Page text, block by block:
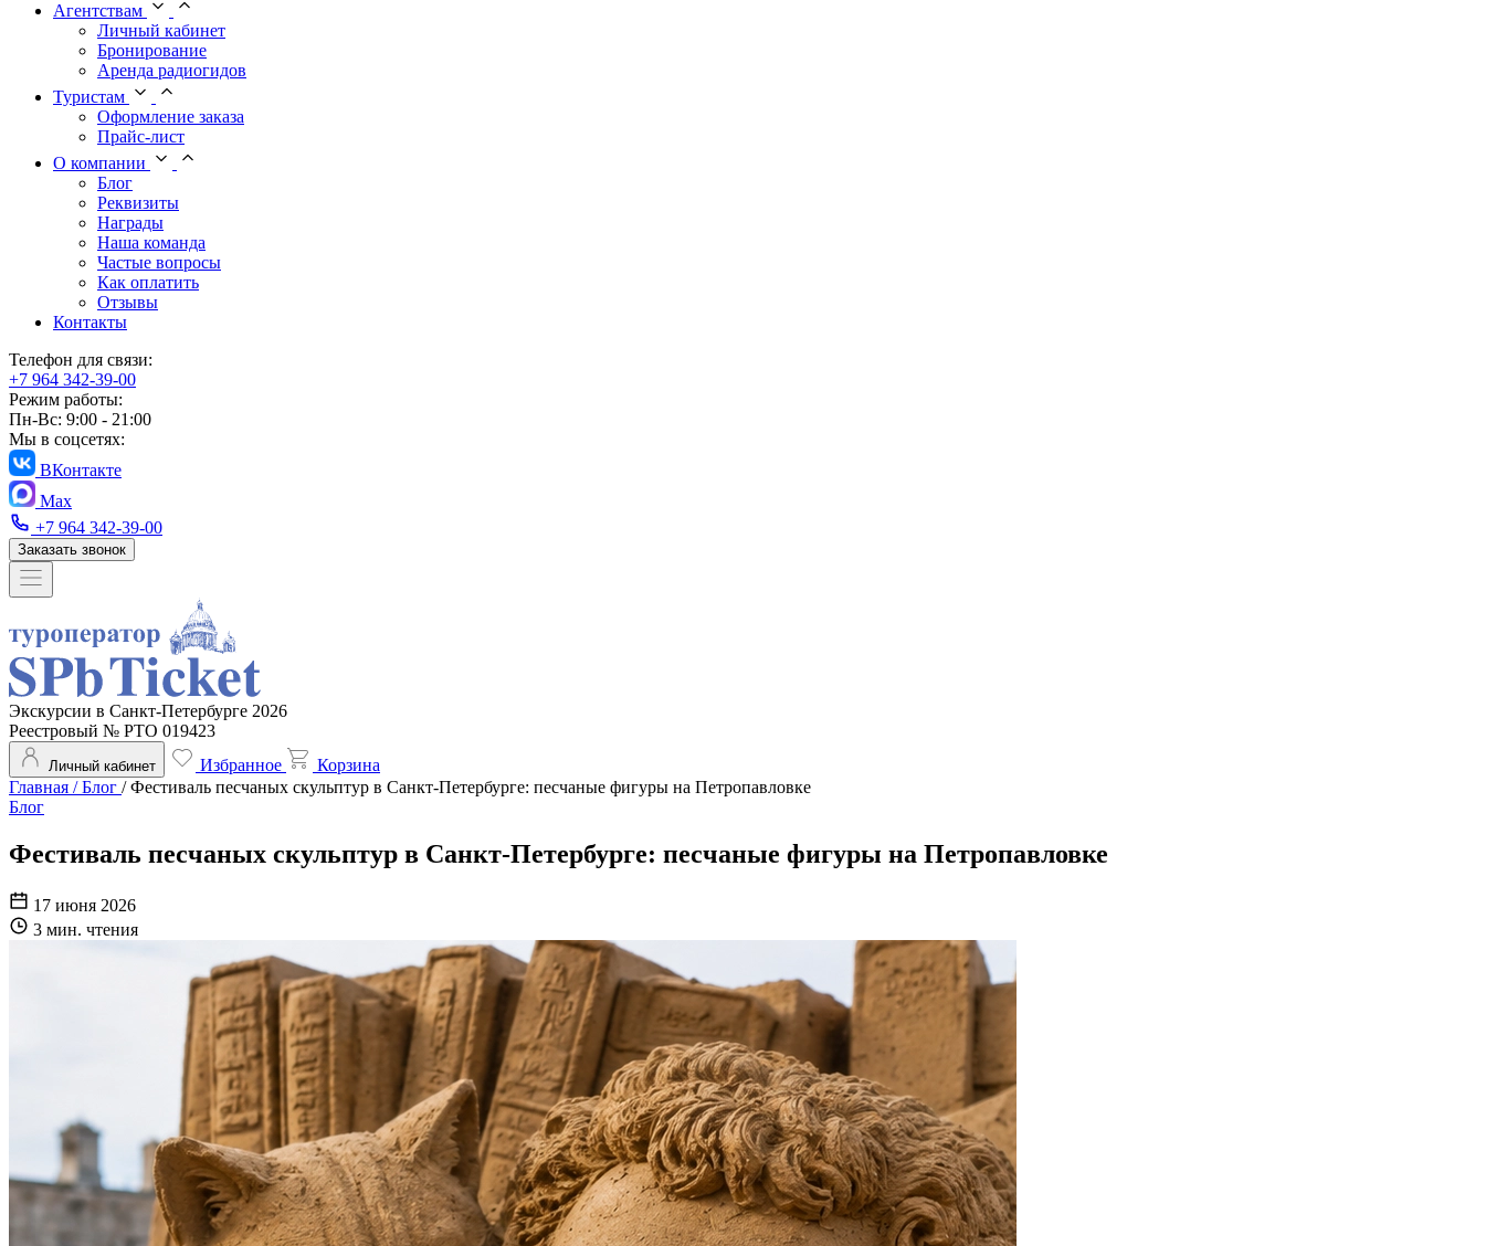
Агентствам
Личный кабинет
Бронирование
Аренда радиогидов
Туристам
Оформление заказа
Прайс-лист
О компании
Блог
Реквизиты
Награды
Наша команда
Частые вопросы
Как оплатить
Отзывы
Контакты
Телефон для связи:
+7 964 342-39-00
Режим работы:
Пн-Вс: 9:00 - 21:00
Мы в соцсетях:
ВКонтакте
Max
+7 964 342-39-00
Заказать звонок
Экскурсии в Санкт-Петербурге 2026
Реестровый № РТО 019423
Личный кабинет Избранное
Корзина
Главная /Блог /Фестиваль песчаных скульптур в Санкт-Петербурге: песчаные фигуры на Петропавловке
Блог
Фестиваль песчаных скульптур в Санкт-Петербурге: песчаные фигуры на Петропавловке
17 июня 2026
3 мин. чтения